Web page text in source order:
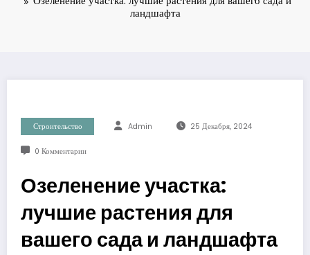
ландшафта
Строительство Admin 25 Декабря, 2024
0 Комментарии
Озеленение участка:
лучшие растения для
вашего сада и ландшафта